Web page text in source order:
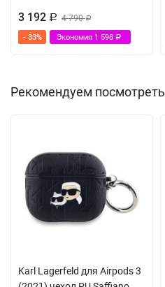
3 192 Р 4 790Р
- 33% Экономия 1 598 Р
Рекомендуем посмотреть
Karl Lagerfeld для Airpods 3